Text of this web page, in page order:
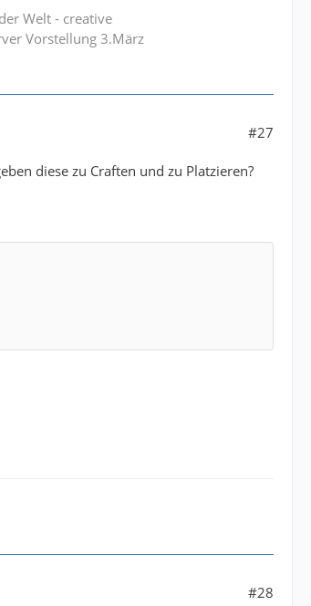
Welt - creative
Vorstellung 3.März
#27
diese zu Craften und zu Platzieren?
#28